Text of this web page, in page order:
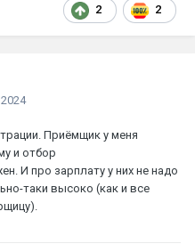
2 2
Приёмщик у меня
и отбор
И про зарплату у них не надо
таки высоко (как и все